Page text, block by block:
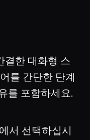
결한 대화형 스
를 간단한 단계
를 포함하세요.
서 선택하십시